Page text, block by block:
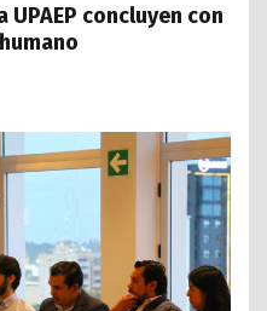
concluyen con